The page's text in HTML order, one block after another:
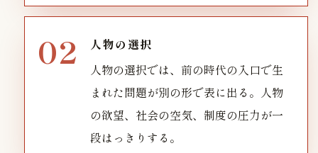
人物の選択
人物の選択では、前の時代の入口で生
まれた問題が別の形で表に出る。人物
の欲望、社会の空気、制度の圧力が一
段はっきりする。